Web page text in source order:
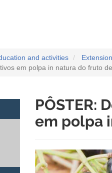
and activities
em polpa in natura do fruto
PÔSTER:
em polpa